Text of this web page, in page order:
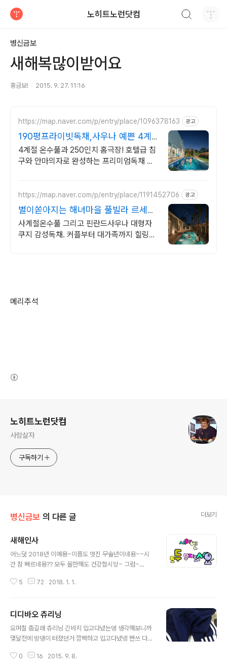
노히트노런닷컴
병신금보
새해복많이받어요
홍금보! 2015. 9. 27. 11:16
https://map.naver.com/p/entry/place/1096378163 광고
190평프라이빗독채,사우나 예쁜 4계
절 온수수영장 힐링
4계절 온수풀과 250인치 홈극장! 호텔급 침
구와 안마의자로 완성하는 프리미엄독채 별
https://map.naver.com/p/entry/place/1191452706 광고
별이쏟아지는 해녀마을 풀빌라 르세라
핌도 다녀간 감성풀빌라
사계절온수풀 그리고 핀란드사우나 대형자
쿠지 감성독채. 커플부터 대가족까지 힐링숙
메리추석
노히트노런닷컴
사람살자
구독하기
병신금보 의 다른 글 더보기
새해인사
어느덧 2018년 이예용~이름도 멋진 무술년이네용~~시
간 참 빠르네용?? 모두 올한해도 건강합시당~ 그럼~
5 72 2018. 1. 1.
디디바오 츄리닝
요며칠 춥길래 츄리닝 긴바지 입고다녔는뎅 생각해보니까
몇달전에 방댕이 터졌던거 깜빡하고 입고다녔넹 빤쓰 다
츄리닝 바지사서 츄리닝바지 2개면 천년만년입을듯 ^ㅇ^
0 16 2015. 9. 8.